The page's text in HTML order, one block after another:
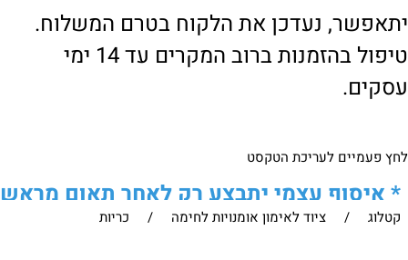
יתאפשר, נעדכן את הלקוח בטרם המשלוח.
טיפול בהזמנות ברוב המקרים עד 14 ימי
עסקים.
לחץ פעמיים לעריכת הטקסט
* איסוף עצמי יתבצע רק לאחר תאום מראש
של הלקוח מול נציגנו!
קטלוג / ציוד לאימון אומנויות לחימה / כריות